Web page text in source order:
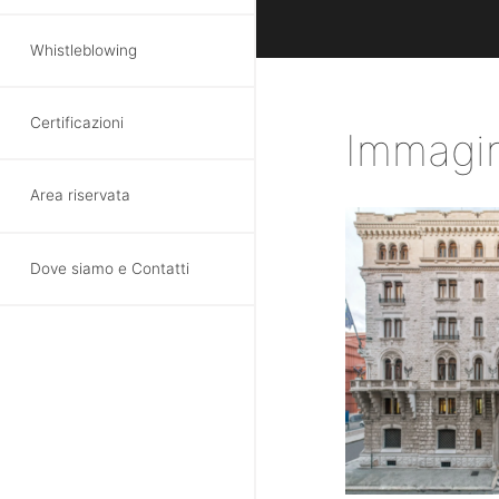
Whistleblowing
Certificazioni
Area riservata
Dove siamo e Contatti